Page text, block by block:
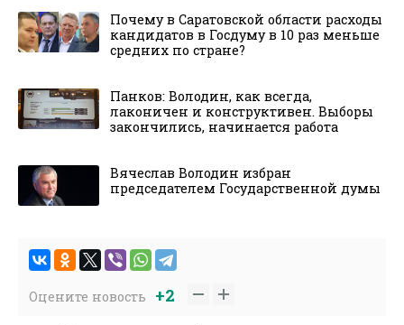
Почему в Саратовской области расходы
кандидатов в Госдуму в 10 раз меньше
средних по стране?
Панков: Володин, как всегда,
лаконичен и конструктивен. Выборы
закончились, начинается работа
Вячеслав Володин избран
председателем Государственной думы
Оцените новость +2